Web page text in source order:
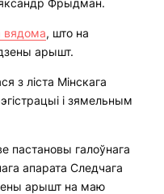
вядома, што на
арышт.
з ліста Мінскага
і зямельным
пастановы галоўнага
апарата Следчага
арышт на маю